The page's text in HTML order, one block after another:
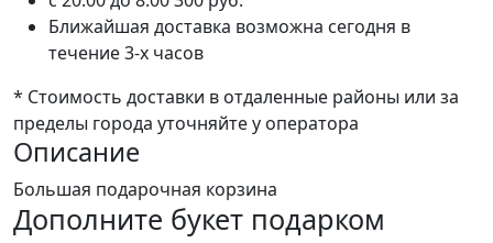
Ближайшая доставка возможна сегодня в
течение 3-х часов
* Стоимость доставки в отдаленные районы или за
пределы города уточняйте у оператора
Описание
Большая подарочная корзина
Дополните букет подарком